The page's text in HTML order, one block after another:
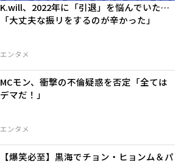
エンタメ
K.will、2022年に「引退」を悩んでいた…
「大丈夫な振リをするのが辛かった」
エンタメ
MCモン、衝撃の不倫疑惑を否定「全ては
デマだ！」
【爆笑必至】黒海でチョン・ヒョンム＆パ